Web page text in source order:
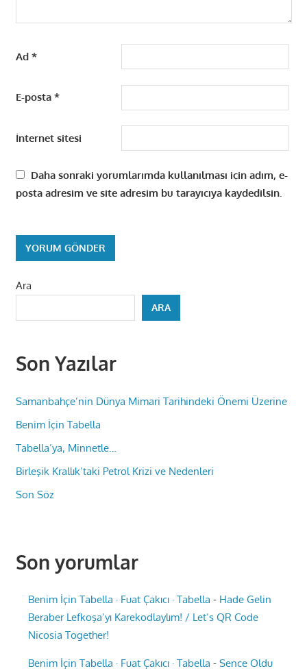
Ad *
E-posta *
İnternet sitesi
Daha sonraki yorumlarımda kullanılması için adım, e-
posta adresim ve site adresim bu tarayıcıya kaydedilsin.
Ara
ARA
Son Yazılar
Samanbahçe’nin Dünya Mimari Tarihindeki Önemi Üzerine
Benim İçin Tabella
Tabella’ya, Minnetle…
Birleşik Krallık’taki Petrol Krizi ve Nedenleri
Son Söz
Son yorumlar
Benim İçin Tabella · Fuat Çakıcı · Tabella - Hade Gelin
Beraber Lefkoşa’yı Karekodlaylım! / Let’s QR Code
Nicosia Together!
Benim İçin Tabella · Fuat Çakıcı · Tabella -Sence Oldu